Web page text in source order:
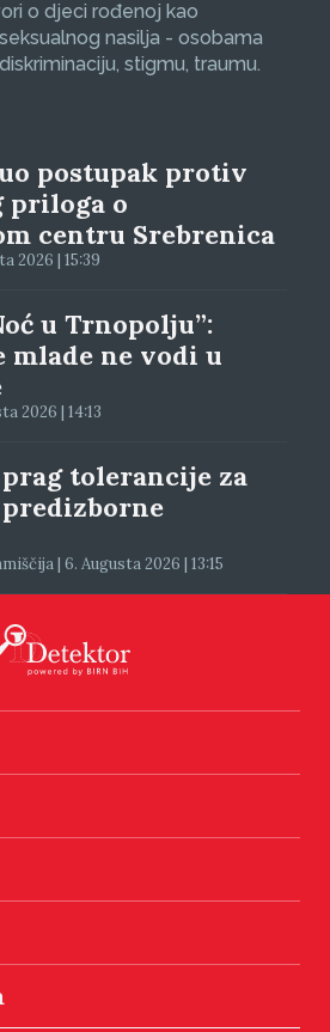
o djeci rođenoj kao
nasilja - osobama
stigmu, traumu.
postupak protiv
priloga o
centru Srebrenica
2026 | 15:39
u Trnopolju”:
mlade ne vodi u
2026 | 14:13
tolerancije za
| 6. Augusta 2026 | 13:15